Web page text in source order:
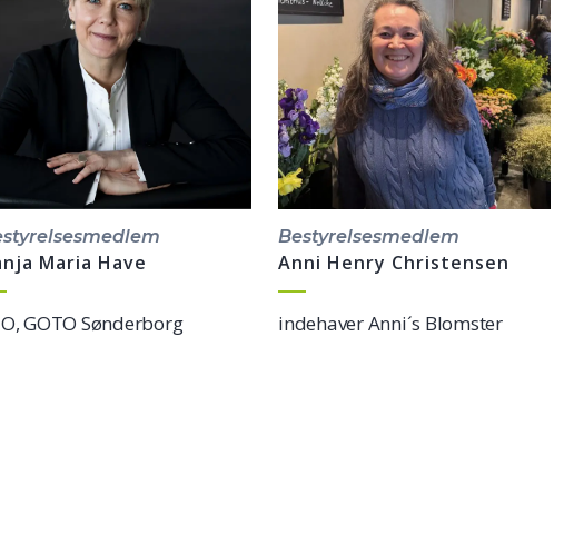
Maria Have
GOTO Sønderborg
Bestyrelsesmedlem
Anni Henry Christensen
indehaver Anni´s Blomster